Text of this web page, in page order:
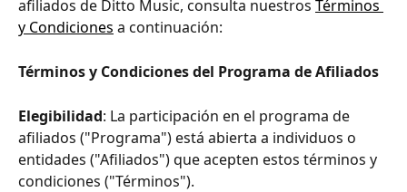
afiliados de Ditto Music, consulta nuestros Términos
y Condiciones a continuación:
Términos y Condiciones del Programa de Afiliados
Elegibilidad: La participación en el programa de
afiliados ("Programa") está abierta a individuos o
entidades ("Afiliados") que acepten estos términos y
condiciones ("Términos").